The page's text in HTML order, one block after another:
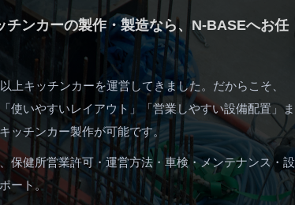
チンカーの製作・製造なら、N-BASEへお任
上キッチンカーを運営してきました。だからこそ、
使いやすいレイアウト」「営業しやすい設備配置」ま
ッチンカー製作が可能です。
保健所営業許可・運営方法・車検・メンテナンス・設
ート。